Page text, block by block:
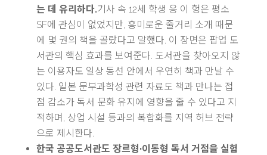
는 데 유리하다.기사 속 12세 학생 응 이 헝은 평소
SF에 관심이 없었지만, 흥미로운 줄거리 소개 때문
에 몇 권의 책을 골랐다고 말했다. 이 장면은 팝업 도
서관의 핵심 효과를 보여준다. 도서관을 찾아오지 않
는 이용자도 일상 동선 안에서 우연히 책과 만날 수
있다. 일본 문부과학성 관련 자료도 책과 만나는 접
점 감소가 독서 문화 유지에 영향을 줄 수 있다고 지
적하며, 상업 시설 등과의 복합화를 지역 허브 전략
으로 제시한다.
한국 공공도서관도 장르형·이동형 독서 거점을 실험